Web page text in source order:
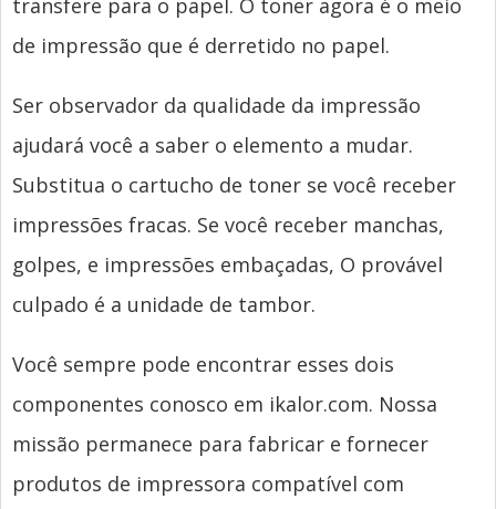
transfere para o papel. O toner agora é o meio
de impressão que é derretido no papel.
Ser observador da qualidade da impressão
ajudará você a saber o elemento a mudar.
Substitua o cartucho de toner se você receber
impressões fracas. Se você receber manchas,
golpes, e impressões embaçadas, O provável
culpado é a unidade de tambor.
Você sempre pode encontrar esses dois
componentes conosco em ikalor.com. Nossa
missão permanece para fabricar e fornecer
produtos de impressora compatível com